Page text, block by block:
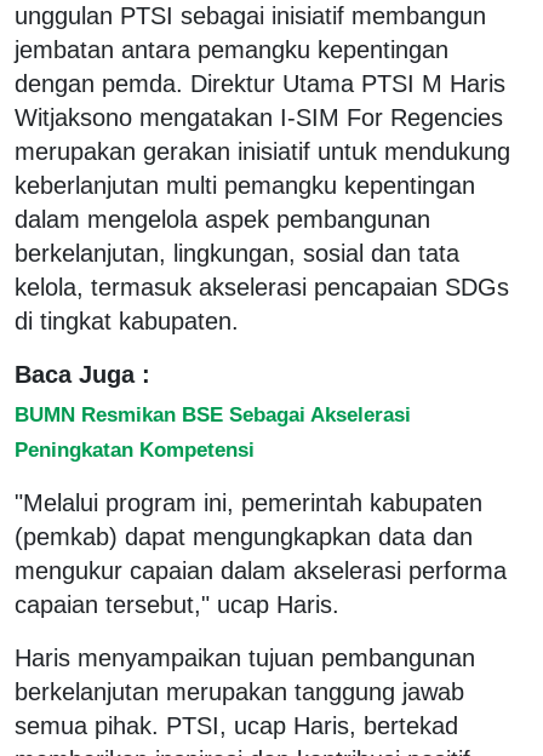
unggulan PTSI sebagai inisiatif membangun
jembatan antara pemangku kepentingan
dengan pemda. Direktur Utama PTSI M Haris
Witjaksono mengatakan I-SIM For Regencies
merupakan gerakan inisiatif untuk mendukung
keberlanjutan multi pemangku kepentingan
dalam mengelola aspek pembangunan
berkelanjutan, lingkungan, sosial dan tata
kelola, termasuk akselerasi pencapaian SDGs
di tingkat kabupaten.
Baca Juga :
BUMN Resmikan BSE Sebagai Akselerasi
Peningkatan Kompetensi
"Melalui program ini, pemerintah kabupaten
(pemkab) dapat mengungkapkan data dan
mengukur capaian dalam akselerasi performa
capaian tersebut," ucap Haris.
Haris menyampaikan tujuan pembangunan
berkelanjutan merupakan tanggung jawab
semua pihak. PTSI, ucap Haris, bertekad